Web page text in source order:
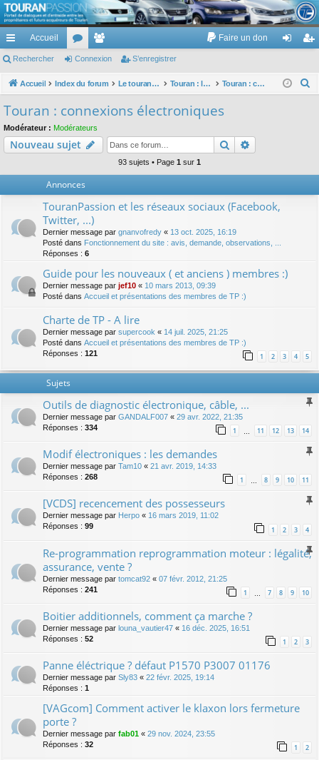
TouranPassion
Le forum des propriétaires ou futurs acquéreurs du Volkswagen Touran
cc
ès
pi
de
Accueil
or
u
e
m
Faire un don
ne nr
Rechercher Connexion S’enregistrer
Accueil Index du forum Le touran dans ses versions I (V1 V2 V3) et II ... Touran : les équipements électriques et électroniques Touran : connexions électroniques
c
Touran : connexions électroniques
Modérateur : Modérateurs
Nouveau sujet Rechercher
93 sujets • Page 1 sur 1
Annonces
TouranPassion et les réseaux sociaux (Facebook,
Twitter, ...)
Dernier message par gnanvofredy « 13 oct. 2025, 16:19
Posté dans Fonctionnement du site : avis, demande, observations, ...
Réponses : 6
Guide pour les nouveaux ( et anciens ) membres :)
Dernier message par jef10 « 10 mars 2013, 09:39
Posté dans Accueil et présentations des membres de TP :)
Charte de TP - A lire
Dernier message par supercook « 14 juil. 2025, 21:25
Posté dans Accueil et présentations des membres de TP :)
Réponses : 121 1 2 3 4 5
Sujets
Outils de diagnostic électronique, câble, ...
Dernier message par GANDALF007 « 29 avr. 2022, 21:35
Réponses : 334 1 … 11 12 13 14
Modif électroniques : les demandes
Dernier message par Tam10 « 21 avr. 2019, 14:33
Réponses : 268 1 … 8 9 10 11
[VCDS] recencement des possesseurs
Dernier message par Herpo « 16 mars 2019, 11:02
Réponses : 99 1 2 3 4
Re-programmation reprogrammation moteur : légalité,
assurance, vente ?
Dernier message par tomcat92 « 07 févr. 2012, 21:25
Réponses : 241 1 7 8 9 10
Boitier additionnels, comment ça marche ?
Dernier message par louna_vautier47 « 16 déc. 2025, 16:51
Réponses : 52 1 2 3
Panne éléctrique ? défaut P1570 P3007 01176
Dernier message par Sly83 « 22 févr. 2025, 19:14
Réponses : 1
[VAGcom] Comment activer le klaxon lors fermeture
porte ?
Dernier message par fab01 « 29 nov. 2024, 23:55
Réponses : 32 1 2